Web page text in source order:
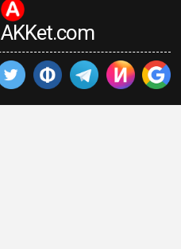
AKKet.com